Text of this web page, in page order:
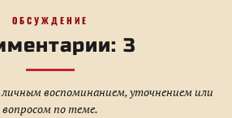
ОБСУЖДЕНИЕ
3
воспоминанием, уточнением или
вопросом по теме.